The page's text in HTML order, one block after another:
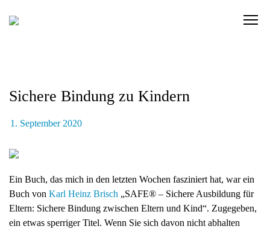
C
t
h
e
Sichere Bindung zu Kindern
1. September 2020
Ein Buch, das mich in den letzten Wochen fasziniert hat, war ein
Buch von Karl Heinz Brisch „SAFE® – Sichere Ausbildung für
Eltern: Sichere Bindung zwischen Eltern und Kind“. Zugegeben,
ein etwas sperriger Titel. Wenn Sie sich davon nicht abhalten